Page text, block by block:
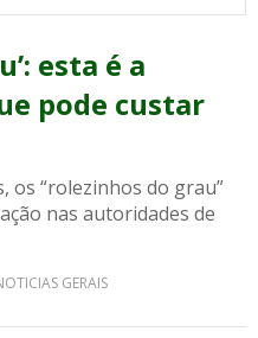
esta é a
pode custar
os “rolezinhos do grau”
nas autoridades de
GERAIS